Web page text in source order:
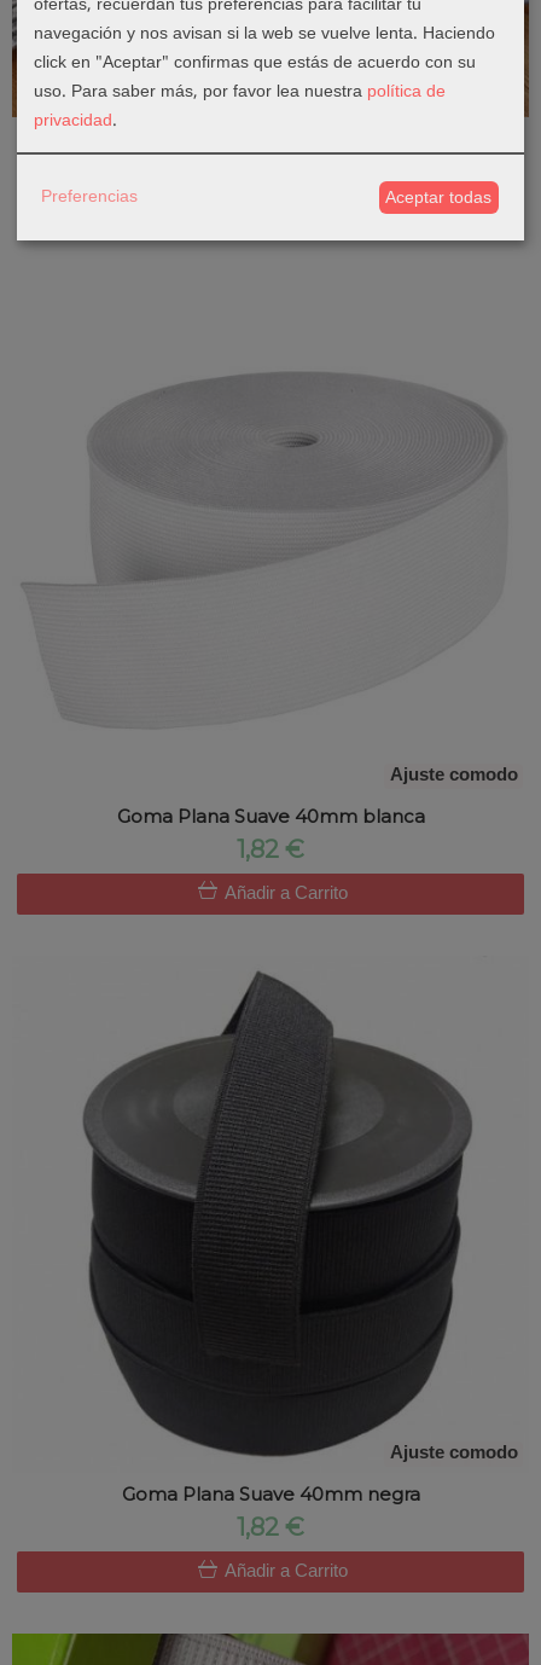
Ajuste comodo
Ajuste comodo
Goma Plana Suave 40mm blanca
1,82 €
Añadir a Carrito
Ajuste comodo
Goma Plana Suave 40mm negra
1,82 €
Añadir a Carrito
navegación y nos avisan si la web se vuelve lenta. Haciendo
click en "Aceptar" confirmas que estás de acuerdo con su
uso. Para saber más, por favor lea nuestra política de
privacidad.
Preferencias Aceptar todas